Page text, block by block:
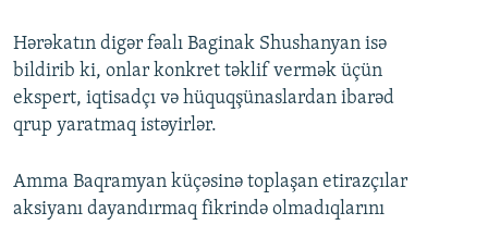
Hərəkatın digər fəalı Baginak Shushanyan isə
bildirib ki, onlar konkret təklif vermək üçün
ekspert, iqtisadçı və hüquqşünaslardan ibarəd
qrup yaratmaq istəyirlər.
Amma Baqramyan küçəsinə toplaşan etirazçılar
aksiyanı dayandırmaq fikrində olmadıqlarını